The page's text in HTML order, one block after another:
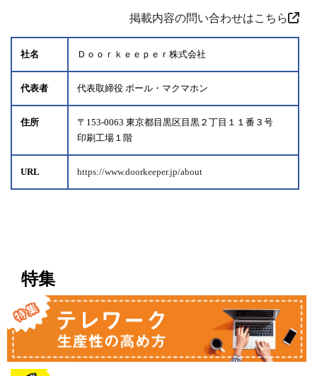
掲載内容の問い合わせはこちら
社名 Ｄｏｏｒｋｅｅｐｅｒ株式会社
代表者 代表取締役 ポール・マクマホン
住所
〒153-0063 東京都目黒区目黒２丁目１１番３号
印刷工場１階
URL https://www.doorkeeper.jp/about
特集